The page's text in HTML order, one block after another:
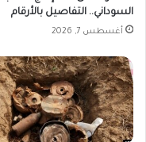
السوداني.. التفاصيل بالأرقام
أغسطس 7, 2026